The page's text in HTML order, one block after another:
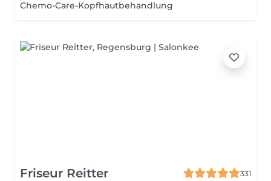
Chemo-Care-Kopfhautbehandlung
Friseur Reitter
331